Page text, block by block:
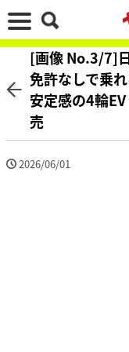
[画像 No.3/7]
免許なしで乗
安定感の4輪
売
2026/06/01